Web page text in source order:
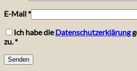
E-Mail*
Ich habe dieDatenschutzerklärung
zu.*